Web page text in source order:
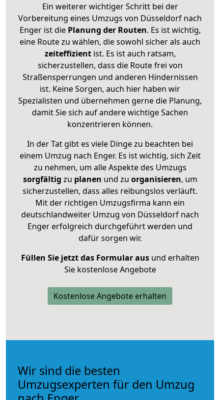
Ein weiterer wichtiger Schritt bei der
Vorbereitung eines Umzugs von Düsseldorf nach
Enger ist diePlanung der Routen. Es ist wichtig,
eine Route zu wählen, die sowohl sicher als auch
zeiteffizientist. Es ist auch ratsam,
sicherzustellen, dass die Route frei von
Straßensperrungen und anderen Hindernissen
ist. Keine Sorgen, auch hier haben wir
Spezialisten und übernehmen gerne die Planung,
damit Sie sich auf andere wichtige Sachen
konzentrieren können.
In der Tat gibt es viele Dinge zu beachten bei
einem Umzug nach Enger. Es ist wichtig, sich Zeit
zu nehmen, um alle Aspekte des Umzugs
sorgfältig zu planen und zu organisieren, um
sicherzustellen, dass alles reibungslos verläuft.
Mit der richtigen Umzugsfirma kann ein
deutschlandweiter Umzug von Düsseldorf nach
Enger erfolgreich durchgeführt werden und
dafür sorgen wir.
Füllen Sie jetzt das Formular ausund erhalten
Sie kostenlose Angebote
Kostenlose Angebote erhalten
Wir sind die besten
Umzugsexperten für den Umzug